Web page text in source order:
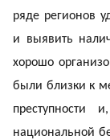
ряде регионов
и выявить
хорошо
были близки к
национальной